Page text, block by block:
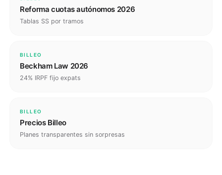
Reforma cuotas autónomos 2026
Tablas SS por tramos
BILLEO
Beckham Law 2026
24% IRPF fijo expats
BILLEO
Precios Billeo
Planes transparentes sin sorpresas